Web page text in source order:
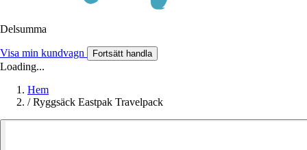
Delsumma
Visa min kundvagn Fortsätt handla
Loading...
Hem
/ Ryggsäck Eastpak Travelpack